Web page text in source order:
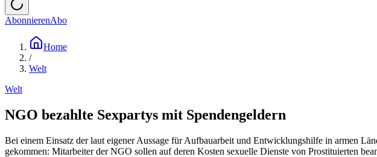
AbonnierenAbo
Home
/
Welt
Welt
NGO bezahlte Sexpartys mit Spendengeldern
Bei einem Einsatz der laut eigener Aussage für Aufbauarbeit und Entwicklungshilfe in armen
gekommen: Mitarbeiter der NGO sollen auf deren Kosten sexuelle Dienste von Prostituierten